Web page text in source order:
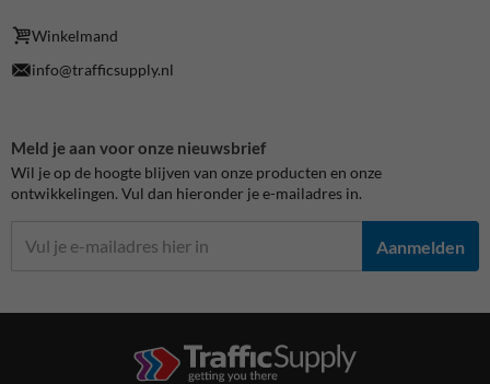
Winkelmand
info@trafficsupply.nl
Meld je aan voor onze nieuwsbrief
Wil je op de hoogte blijven van onze producten en onze
ontwikkelingen. Vul dan hieronder je e-mailadres in.
Aanmelden